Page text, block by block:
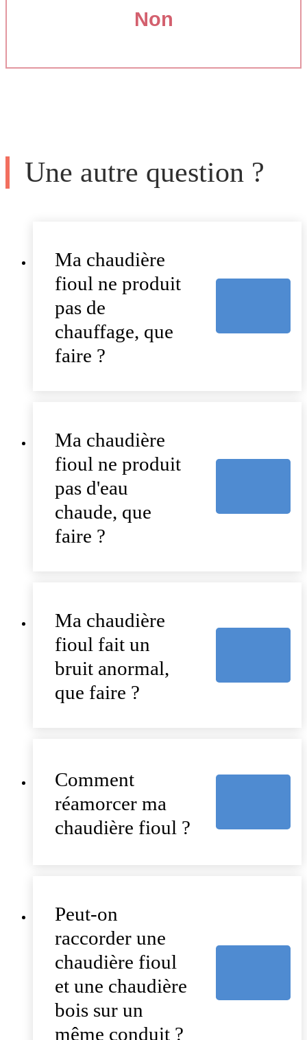
Non
Une autre question ?
Ma chaudière
fioul ne produit
pas de
chauffage, que
faire ?
Ma chaudière
fioul ne produit
pas d'eau
chaude, que
faire ?
Ma chaudière
fioul fait un
bruit anormal,
que faire ?
Comment
réamorcer ma
chaudière fioul ?
Peut-on
raccorder une
chaudière fioul
et une chaudière
bois sur un
même conduit ?